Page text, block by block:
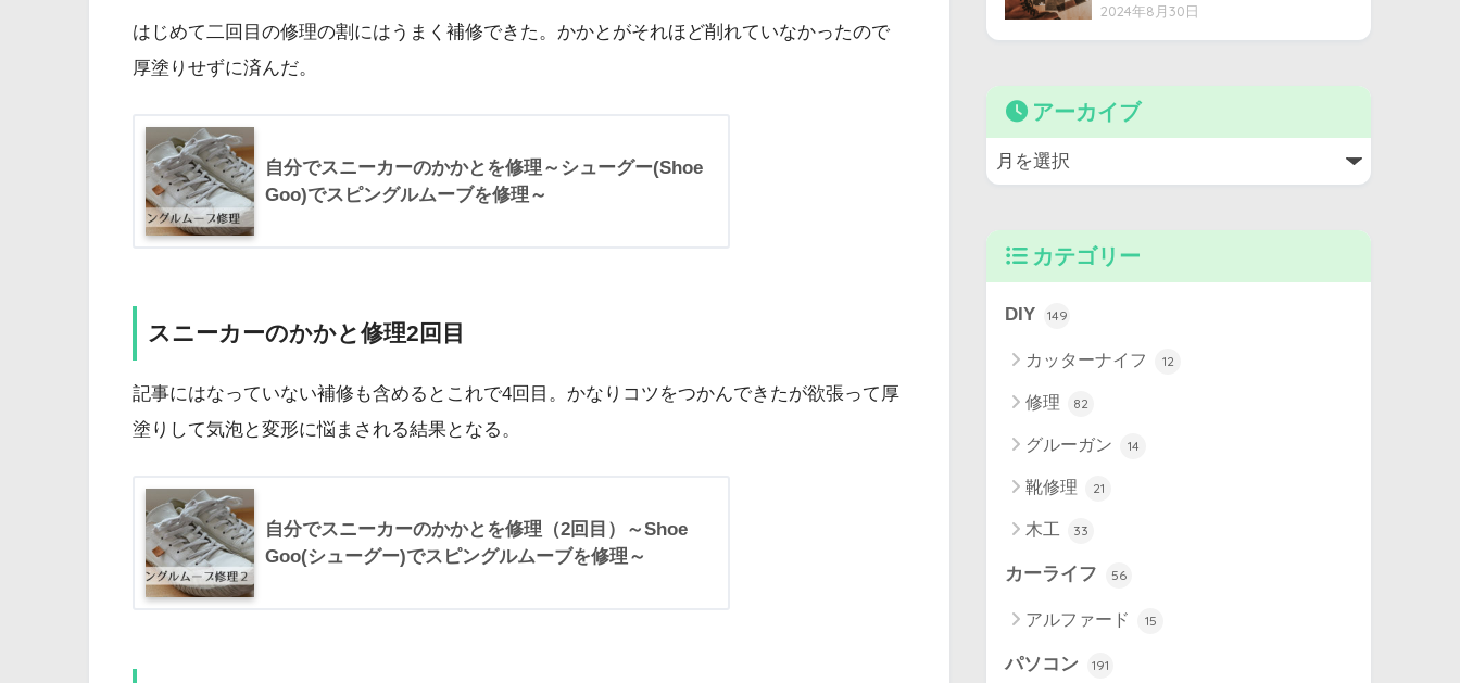
はじめて二回目の修理の割にはうまく補修できた。かかとがそれほど削れていなかったので
厚塗りせずに済んだ。
自分でスニーカーのかかとを修理～シューグー(Shoe
Goo)でスピングルムーブを修理～
スニーカーのかかと修理2回目
記事にはなっていない補修も含めるとこれで4回目。かなりコツをつかんできたが欲張って厚
塗りして気泡と変形に悩まされる結果となる。
自分でスニーカーのかかとを修理（2回目）～Shoe
Goo(シューグー)でスピングルムーブを修理～
2024年8月30日
アーカイブ
カテゴリー
DIY 149
カッターナイフ 12
修理 82
グルーガン 14
靴修理 21
木工 33
カーライフ 56
アルファード 15
パソコン 191